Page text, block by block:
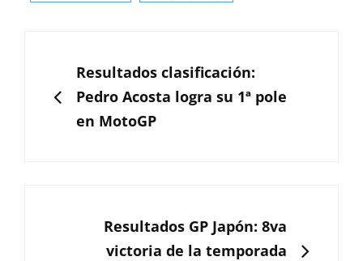
entradas
ANTERIOR
Resultados clasificación:
Pedro Acosta logra su 1ª pole
en MotoGP
SIGUIENTEResultados GP Japón: 8va
victoria de la temporada